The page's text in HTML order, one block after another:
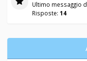
Ultimo messaggio
Risposte: 14